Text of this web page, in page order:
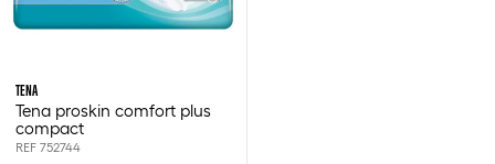
TENA
Tena proskin comfort plus
compact
REF 752744